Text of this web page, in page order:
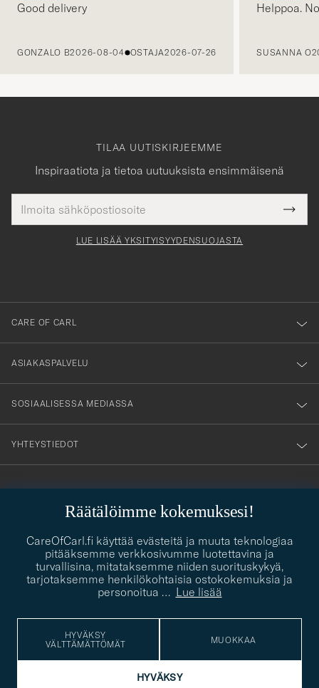
Good delivery
GONZALO B2026-08-04 OSTAJA2026-07-26
Helppoa.
SUSANNA O
Räätälöimme kokemuksesi!
CareOfCarl.fi käyttää evästeitä ja muuta teknologiaa
pitääksemme verkkosivumme luotettavina ja
turvallisina, mitataksemme niiden suorituskykyä,
tarjotaksemme henkilökohtaisia ostokokemuksia ja
personoitua … Lue lisää
HYVÄKSY
VÄLTTÄMÄTTÖMÄT
MUOKKAA
HYVÄKSY
TILAA UUTISKIRJEEMME
Inspiraatiota ja tietoa uutuuksista ensimmäisenä
tieto
Tack
för
dig
till
vårt
nyhetsbrev!
LUE LISÄÄ YKSITYISYYDENSUOJASTA
CARE OF CARL
ASIAKASPALVELU
SOSIAALISESSA MEDIASSA
YHTEYSTIEDOT
contact@careofcarl.com
mielellämme!
PUKEUTUMISNEUVONTA
© Care of Carl 2026